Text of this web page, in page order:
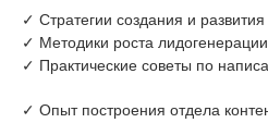
✓ Стратегии создания и развития
✓ Методики роста лидогенерации
✓ Практические советы по
✓ Опыт построения отдела